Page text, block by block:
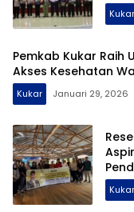
Kukar
Pemkab Kukar Raih
Akses Kesehatan
Kukar Januari 29, 2026
Kukar